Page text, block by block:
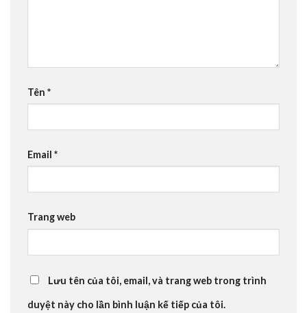
Tên *
Email *
Trang web
Lưu tên của tôi, email, và trang web trong trình
duyệt này cho lần bình luận kế tiếp của tôi.